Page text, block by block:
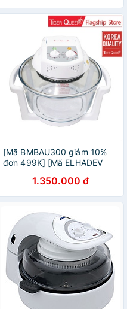
AX-737M (11.0L) Màu Vàng
[Mã BMBAU300 giảm 10%
đơn 499K] [Mã ELHADEV
nướng thủy tinh Tiger Queen
AX-737M (11.0L) Màu trắng
1.350.000 đ